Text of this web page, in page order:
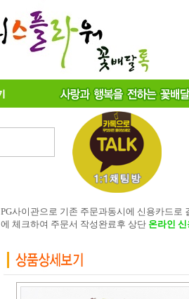
PG사이관으로 기존 주문과동시에 신용카드
에 체크하여 주문서 작성완료후 상단 온라인